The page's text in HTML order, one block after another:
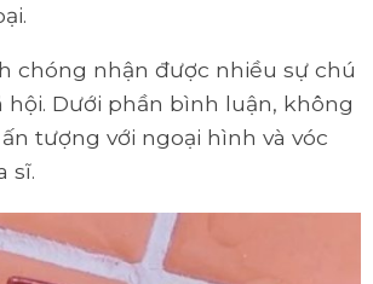
chóng nhận được nhiều sự chú
hội. Dưới phần bình luận, không
tượng với ngoại hình và vóc
sĩ.